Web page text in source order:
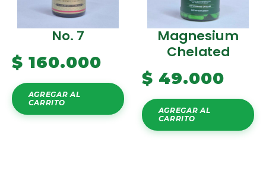
No. 7
$ 160.000
AGREGAR AL
CARRITO
Magnesium
Chelated
$ 49.000
AGREGAR AL
CARRITO